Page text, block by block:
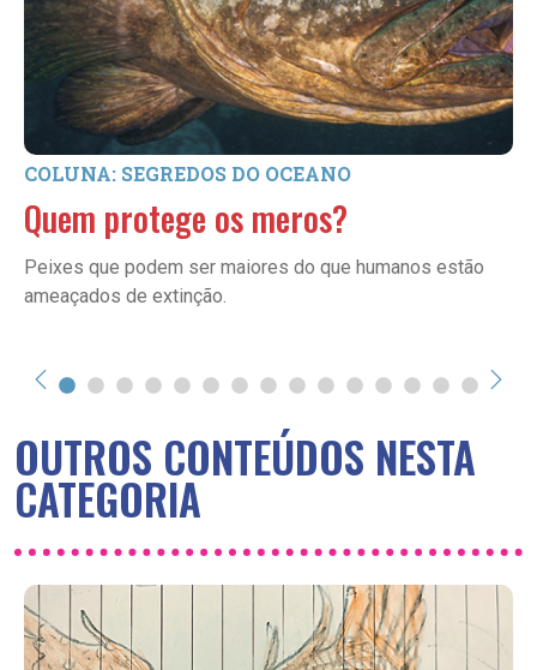
COLUNA: SEGREDOS DO OCEANO
Quem protege os meros?
Peixes que podem ser maiores do que humanos estão
ameaçados de extinção.
OUTROS CONTEÚDOS NESTA
CATEGORIA